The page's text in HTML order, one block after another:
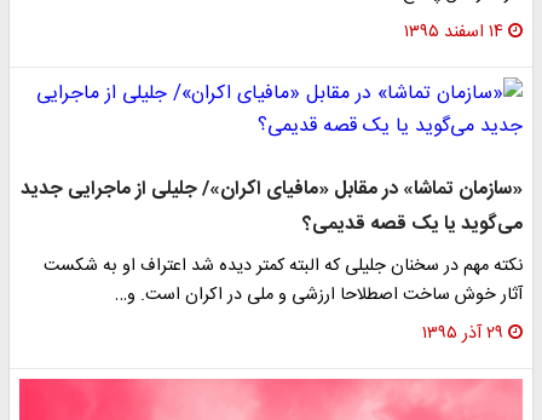
۱۴ اسفند ۱۳۹۵
«سازمان تماشا» در مقابل «مافیای اکران»/ جلیلی از ماجرایی جدید
می‌گوید یا یک قصه قدیمی؟
نکته مهم در سخنان جلیلی که البته کمتر دیده شد اعتراف او به شکست
آثار خوش ساخت اصطلاحا ارزشی و ملی در اکران است. و…
۲۹ آذر ۱۳۹۵